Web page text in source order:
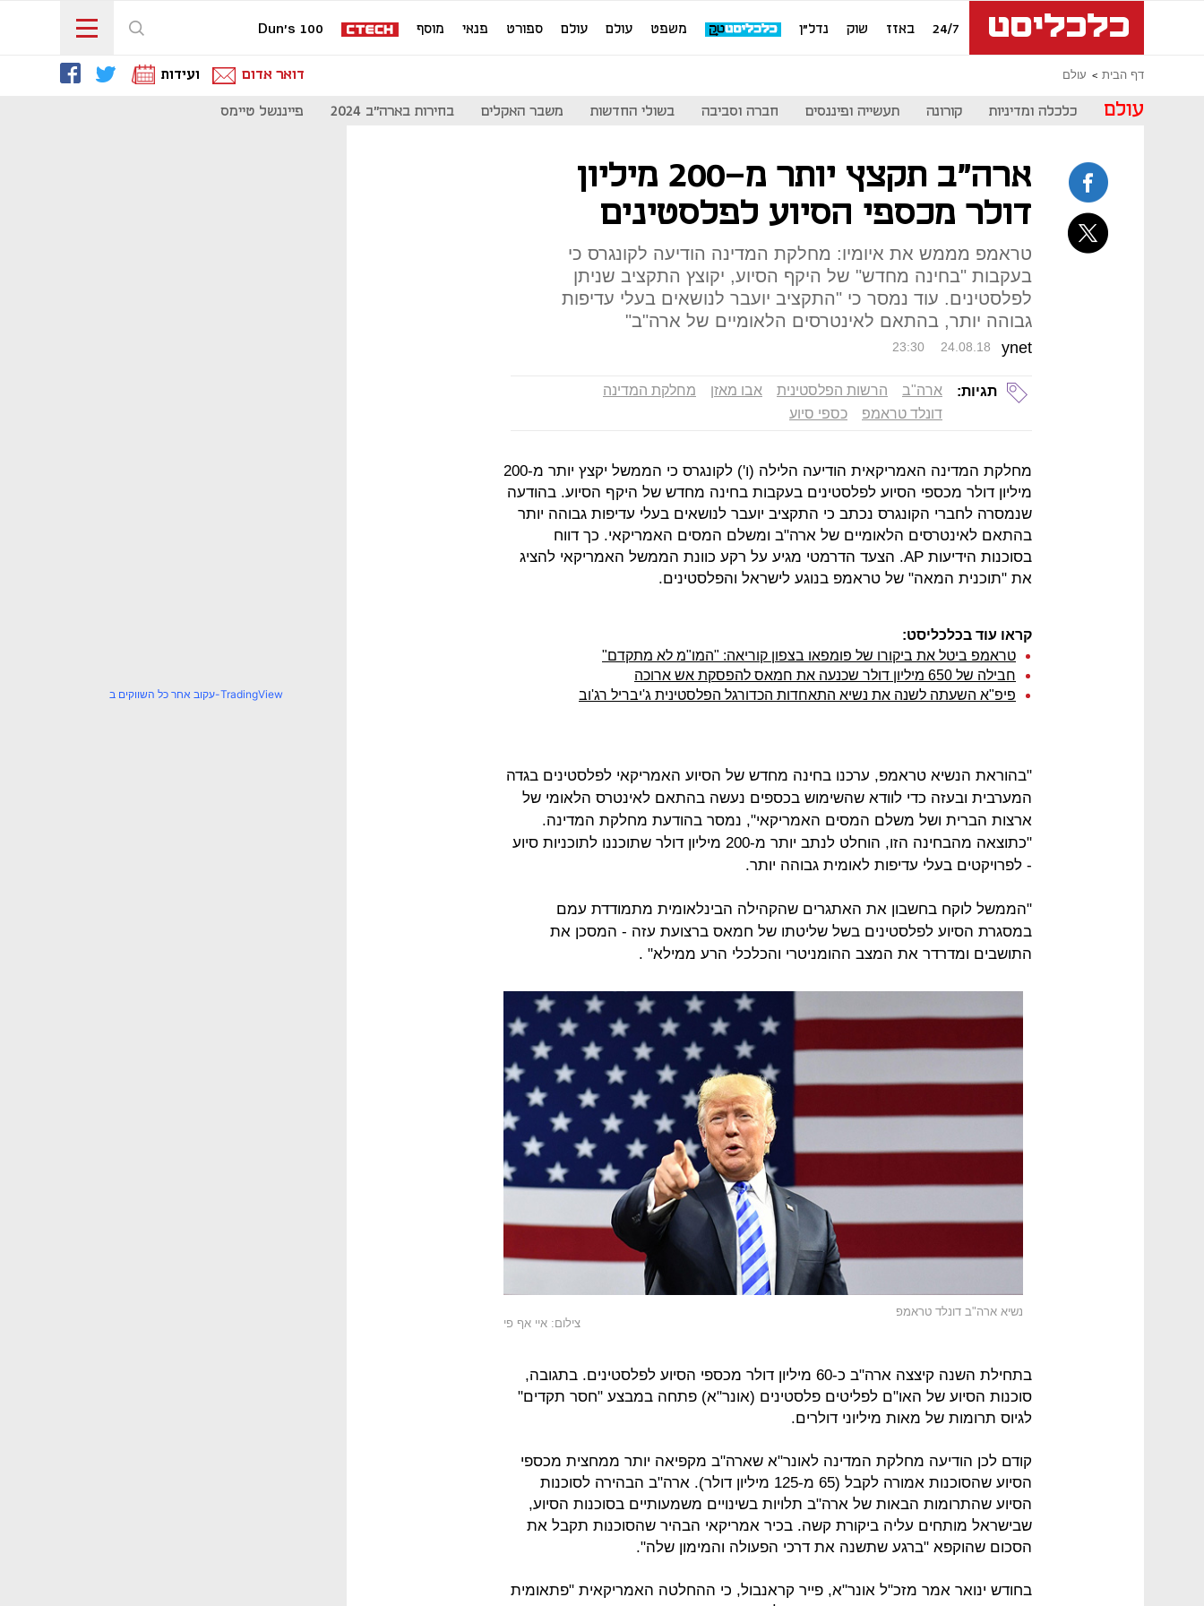
24/7 באזז שוק נדל"ן משפט עולם עולם ספורט פנאי מוסף Dun's 100
דף הבית עולם דואר אדום ועידות
עולם כלכלה ומדיניות קורונה תעשייה ופיננסים חברה וסביבה בשולי החדשות משבר האקלים בחירות בארה"ב 2024 פייננשל טיימס
ארה"ב תקצץ יותר מ-200 מיליון
דולר מכספי הסיוע לפלסטינים
טראמפ מממש את איומיו: מחלקת המדינה הודיעה לקונגרס כי
בעקבות "בחינה מחדש" של היקף הסיוע, יקוצץ התקציב שניתן
לפלסטינים. עוד נמסר כי "התקציב יועבר לנושאים בעלי עדיפות
גבוהה יותר, בהתאם לאינטרסים הלאומיים של ארה"ב"
ynet
23:30 24.08.18
תגיות: ארה"ב הרשות הפלסטינית אבו מאזן
מחלקת המדינה
דונלד טראמפ
כספי סיוע
מחלקת המדינה האמריקאית הודיעה הלילה (ו') לקונגרס כי הממשל יקצץ יותר מ-200
מיליון דולר מכספי הסיוע לפלסטינים בעקבות בחינה מחדש של היקף הסיוע. בהודעה
שנמסרה לחברי הקונגרס נכתב כי התקציב יועבר לנושאים בעלי עדיפות גבוהה יותר
בהתאם לאינטרסים הלאומיים של ארה"ב ומשלם המסים האמריקאי. כך דווח
בסוכנות הידיעות AP. הצעד הדרמטי מגיע על רקע כוונת הממשל האמריקאי להציג
את "תוכנית המאה" של טראמפ בנוגע לישראל והפלסטינים.
קראו עוד בכלכליסט:
טראמפ ביטל את ביקורו של פומפאו בצפון קוריאה: "המו"מ לא מתקדם"
חבילה של 650 מיליון דולר שכנעה את חמאס להפסקת אש ארוכה
פיפ"א השעתה לשנה את נשיא התאחדות הכדורגל הפלסטינית ג'יבריל רג'וב
"בהוראת הנשיא טראמפ, ערכנו בחינה מחדש של הסיוע האמריקאי לפלסטינים בגדה
המערבית ובעזה כדי לוודא שהשימוש בכספים נעשה בהתאם לאינטרס הלאומי של
ארצות הברית ושל משלם המסים האמריקאי", נמסר בהודעת מחלקת המדינה.
"כתוצאה מהבחינה הזו, הוחלט לנתב יותר מ-200 מיליון דולר שתוכננו לתוכניות סיוע
- לפרויקטים בעלי עדיפות לאומית גבוהה יותר.
"הממשל לוקח בחשבון את האתגרים שהקהילה הבינלאומית מתמודדת עמם
במסגרת הסיוע לפלסטינים בשל שליטתו של חמאס ברצועת עזה - המסכן את
התושבים ומדרדר את המצב ההומניטרי והכלכלי הרע ממילא" .
נשיא ארה"ב דונלד טראמפ
צילום: איי אף פי
בתחילת השנה קיצצה ארה"ב כ-60 מיליון דולר מכספי הסיוע לפלסטינים. בתגובה,
סוכנות הסיוע של האו"ם לפליטים פלסטינים (אונר"א) פתחה במבצע "חסר תקדים"
לגיוס תרומות של מאות מיליוני דולרים.
קודם לכן הודיעה מחלקת המדינה לאונר"א שארה"ב מקפיאה יותר ממחצית מכספי
הסיוע שהסוכנות אמורה לקבל (65 מ-125 מיליון דולר). ארה"ב הבהירה לסוכנות
הסיוע שהתרומות הבאות של ארה"ב תלויות בשינויים משמעותיים בסוכנות הסיוע,
שבישראל מותחים עליה ביקורת קשה. בכיר אמריקאי הבהיר שהסוכנות תקבל את
הסכום שהוקפא "ברגע שתשנה את דרכי הפעולה והמימון שלה".
בחודש ינואר אמר מזכ"ל אונר"א, פייר קראנבול, כי ההחלטה האמריקאית "פתאומית
עקוב אחר כל השווקים ב-TradingView